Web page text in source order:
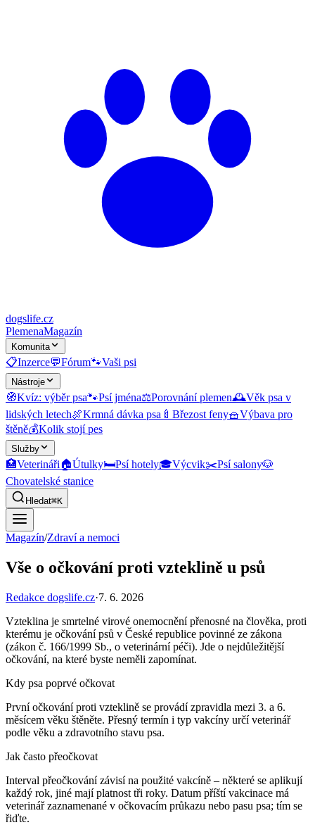
dogslife.cz
PlemenaMagazín
Komunita
📋Inzerce💬Fórum🐾Vaši psi
Nástroje
🧭Kvíz: výběr psa🐾Psí jména⚖️Porovnání plemen🕰️Věk psa v
lidských letech🍖Krmná dávka psa 🍼 Březost feny🧺Výbava pro
štěně💰Kolik stojí pes
Služby
🏥Veterináři🏠Útulky🛏️Psí hotely🎓Výcvik✂️Psí salony🐶
Chovatelské stanice
Hledat⌘K
Magazín/Zdraví a nemoci
Vše o očkování proti vzteklině u psů
Redakce dogslife.cz·7. 6. 2026
Vzteklina je smrtelné virové onemocnění přenosné na člověka, proti
kterému je očkování psů v České republice povinné ze zákona
(zákon č. 166/1999 Sb., o veterinární péči). Jde o nejdůležitější
očkování, na které byste neměli zapomínat.
Kdy psa poprvé očkovat
První očkování proti vzteklině se provádí zpravidla mezi 3. a 6.
měsícem věku štěněte. Přesný termín i typ vakcíny určí veterinář
podle věku a zdravotního stavu psa.
Jak často přeočkovat
Interval přeočkování závisí na použité vakcíně – některé se aplikují
každý rok, jiné mají platnost tři roky. Datum příští vakcinace má
veterinář zaznamenané v očkovacím průkazu nebo pasu psa; tím se
řiďte.